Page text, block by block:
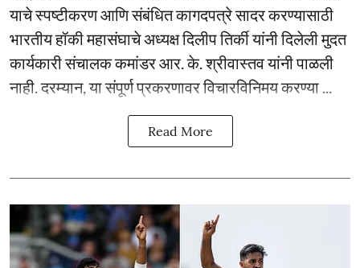
याचे स्पष्टीकरण आणि संबंधित कागदपत्रे सादर करण्यासाठी
भारतीय हॉकी महासंघाचे अध्यक्ष दिलीप तिर्की यांनी दिलेली मुदत
कार्यकारी संचालक कमांडर आर. के. श्रीवास्तव यांनी पाळली
नाही. दरम्यान, या संपूर्ण प्रकरणावर विचारविनिमय करण्या ...
Read More